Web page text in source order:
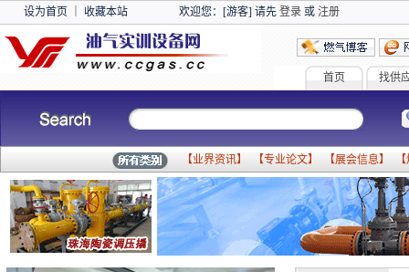
设为首页 收藏本站 欢迎您：[游客] 请先 登录或 注册
首页 找供
【业界资讯】 【专业论文】 【展会信息】 【